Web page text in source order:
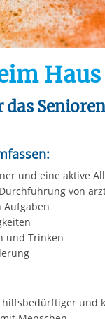
sich nicht auf
somit
und daher
und eine aktive
von
und Trinken
und